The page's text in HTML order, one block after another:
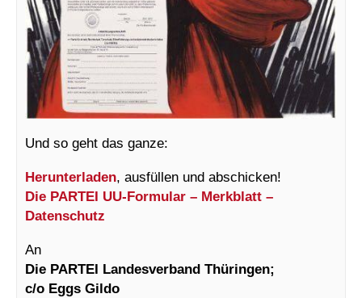
Und so geht das ganze:
Herunterladen, ausfüllen und abschicken!
Die PARTEI UU-Formular – Merkblatt –
Datenschutz
An
Die PARTEI Landesverband Thüringen;
c/o Eggs Gildo